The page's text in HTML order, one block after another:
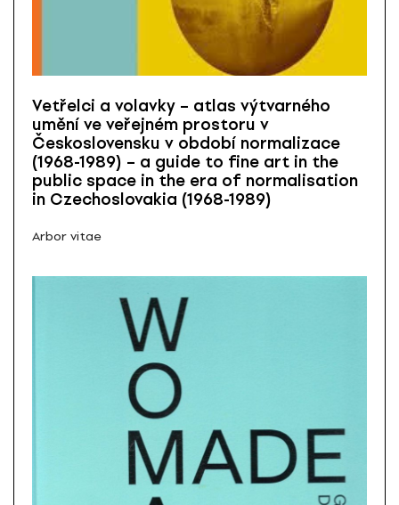
Vetřelci a volavky – atlas výtvarného
umění ve veřejném prostoru v
Československu v období normalizace
(1968-1989) – a guide to fine art in the
public space in the era of normalisation
in Czechoslovakia (1968-1989)
Arbor vitae